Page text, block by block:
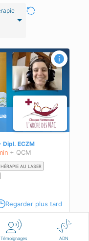
Témoignages ADN
Dipl. ECZM
+ QCM
AU LASER
Regarder plus tard
Nous contacter